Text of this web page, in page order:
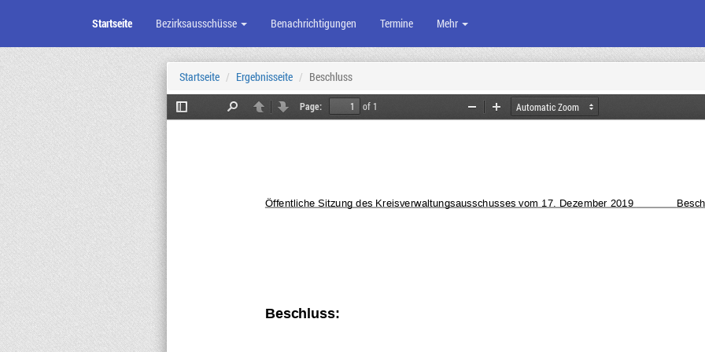
Zum
Seiteninhalt
Startseite Bezirksausschüsse Benachrichtigungen Termine Mehr
Startseite Ergebnisseite Beschluss
Toggle
Find PreviousNext
Page:
of 1
Zoom Zoom
Öffentliche Sitzung des Kreisverwaltungsausschusses vom 17. Dezember 2019
Beschluss: